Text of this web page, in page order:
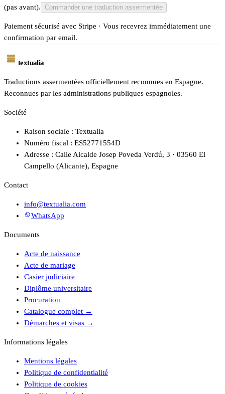
(pas avant).
Commander une traduction assermentée
Paiement sécurisé avec Stripe · Vous recevrez immédiatement une
confirmation par email.
textualia
Traductions assermentées officiellement reconnues en Espagne.
Reconnues par les administrations publiques espagnoles.
Société
Raison sociale : Textualia
Numéro fiscal : ES52771554D
Adresse : Calle Alcalde Josep Poveda Verdú, 3 · 03560 El
Campello (Alicante), Espagne
Contact
info@textualia.com
WhatsApp
Documents
Acte de naissance
Acte de mariage
Casier judiciaire
Diplôme universitaire
Procuration
Catalogue complet →
Démarches et visas →
Informations légales
Mentions légales
Politique de confidentialité
Politique de cookies